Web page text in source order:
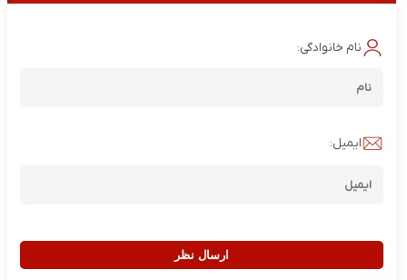
نام خانوادگی:
ایمیل:
ارسال نظر